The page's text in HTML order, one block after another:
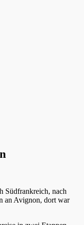
Südfrankreich, nach
an Avignon, dort war